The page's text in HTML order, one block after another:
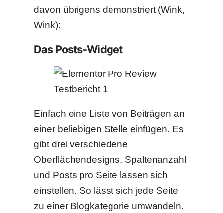
davon übrigens demonstriert (Wink,
Wink):
Das Posts-Widget
Einfach eine Liste von Beiträgen an
einer beliebigen Stelle einfügen. Es
gibt drei verschiedene
Oberflächendesigns. Spaltenanzahl
und Posts pro Seite lassen sich
einstellen. So lässt sich jede Seite
zu einer Blogkategorie umwandeln.